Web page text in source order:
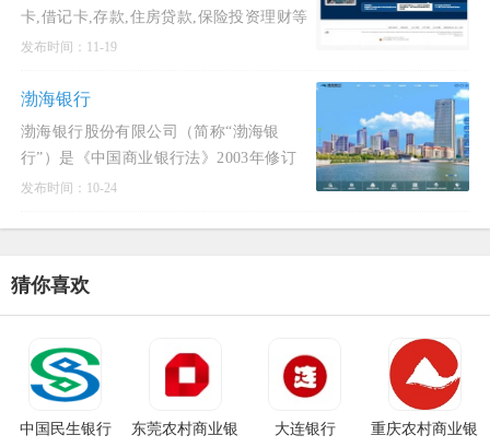
卡,借记卡,存款,住房贷款,保险投资理财等
环球银行金融服务,诚邀您的关注.花旗集
其在提供跨境服
发布时间：11-19
渤海银行
渤海银行股份有限公司（简称“渤海银
行”）是《中国商业银行法》2003年修订
以来，唯一一家全新成立的全国性股份制
发布时间：10-24
猜你喜欢
中国民生银行
东莞农村商业银
大连银行
重庆农村商业银